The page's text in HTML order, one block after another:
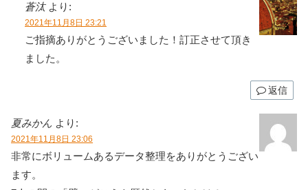
蒼汰 より:
2021年11月8日 23:21
ご指摘ありがとうございました！訂正させて頂き
ました。
返信
夏みかん より:
2021年11月8日 23:06
非常にボリュームあるデータ整理をありがとうござい
ます。